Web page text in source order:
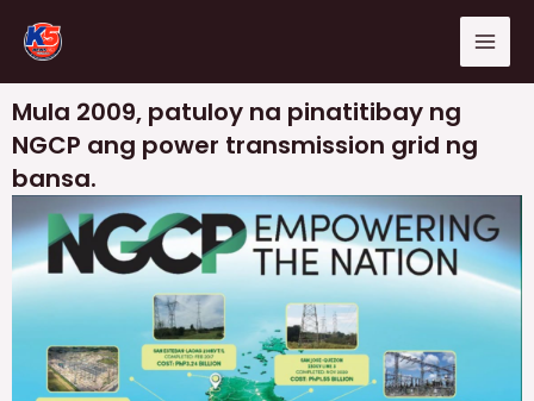
content
Mula 2009, patuloy na pinatitibay ng
NGCP ang power transmission grid ng
bansa.